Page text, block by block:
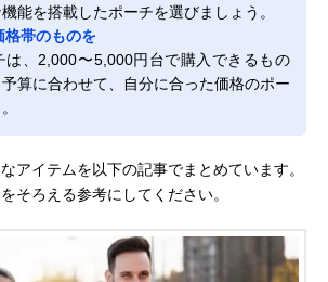
能を搭載したポーチを選びましょう。
帯のものを
は、2,000〜5,000円台で購入できるもの
算に合わせて、自分に合った価格のポー
アイテムを以下の記事でまとめています。
そろえる参考にしてください。